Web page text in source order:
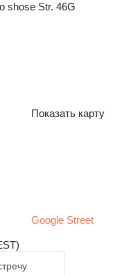
shose Str. 46G
Показать карту
Google Street